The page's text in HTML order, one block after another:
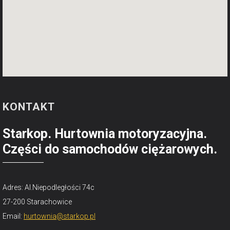
KONTAKT
Starkop. Hurtownia motoryzacyjna.
Części do samochodów ciężarowych.
Adres: Al.Niepodległości 74c
27-200 Starachowice
Email: hurtownia@starkop.pl